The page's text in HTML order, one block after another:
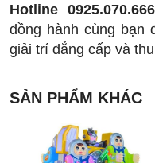
Hotline 0925.070.666
đồng hành cùng bạn
giải trí đẳng cấp và
SẢN PHẨM KHÁC